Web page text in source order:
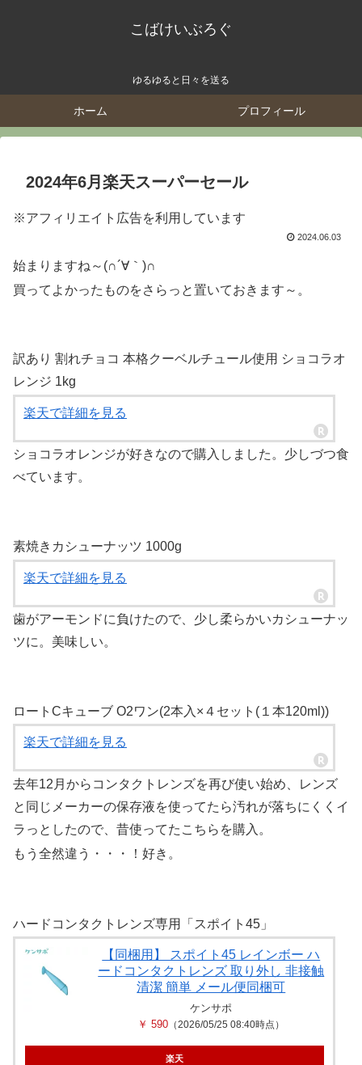
こばけいぶろぐ
ゆるゆると日々を送る
ホーム プロフィール
2024年6月楽天スーパーセール
※アフィリエイト広告を利用しています
2024.06.03
始まりますね～(∩´∀｀)∩
買ってよかったものをさらっと置いておきます～。
訳あり 割れチョコ 本格クーベルチュール使用 ショコラオ
レンジ 1kg
楽天で詳細を見る
ショコラオレンジが好きなので購入しました。少しづつ食
べています。
素焼きカシューナッツ 1000g
楽天で詳細を見る
歯がアーモンドに負けたので、少し柔らかいカシューナッ
ツに。美味しい。
ロートCキューブ O2ワン(2本入×４セット(１本120ml))
楽天で詳細を見る
去年12月からコンタクトレンズを再び使い始め、レンズ
と同じメーカーの保存液を使ってたら汚れが落ちにくくイ
ラっとしたので、昔使ってたこちらを購入。
もう全然違う・・・！好き。
ハードコンタクトレンズ専用「スポイト45」
【同梱用】 スポイト45 レインボー ハ
ードコンタクトレンズ 取り外し 非接触
清潔 簡単 メール便同梱可
ケンサポ
￥ 590 （2026/05/25 08:40時点）
楽天